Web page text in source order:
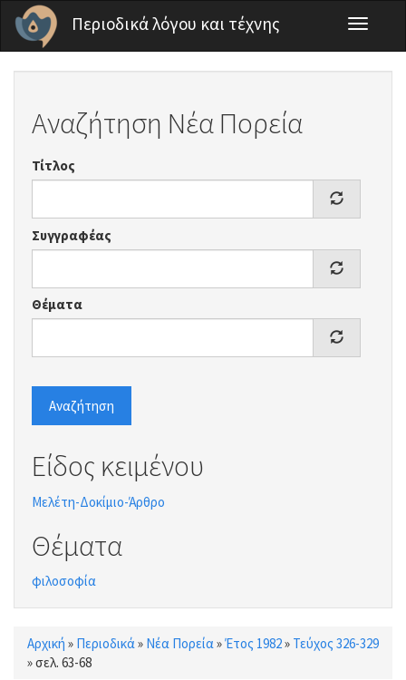
Παράκαμψη προς το κυρίως περιεχόμενο
Περιοδικά λόγου και τέχνης
Toggle
Αναζήτηση Νέα Πορεία
Τίτλος
Συγγραφέας
Θέματα
Αναζήτηση
Είδος κειμένου
Μελέτη-Δοκίμιο-Άρθρο
Θέματα
φιλοσοφία
Είστε εδώ
Αρχική » Περιοδικά» Νέα Πορεία»Έτος 1982» Τεύχος 326-329
»σελ. 63-68